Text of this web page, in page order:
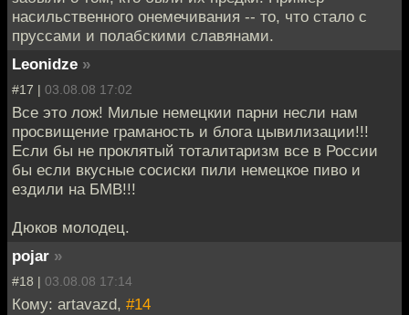
насильственного онемечивания -- то, что стало с
пруссами и полабскими славянами.
Leonidze »
#17 | 03.08.08 17:02
Все это лож! Милые немецкии парни несли нам
просвищение граманость и блога цывилизации!!!
Если бы не проклятый тоталитаризм все в России
бы если вкусные сосиски пили немецкое пиво и
ездили на БМВ!!!
Дюков молодец.
pojar »
#18 | 03.08.08 17:14
Кому: artavazd, #14